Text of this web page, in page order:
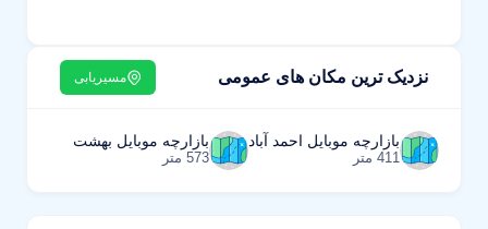
نزدیک ترین مکان های عمومی مسیریابی
بازارچه موبایل احمد آباد
411 متر
بازارچه موبایل بهشت
573 متر